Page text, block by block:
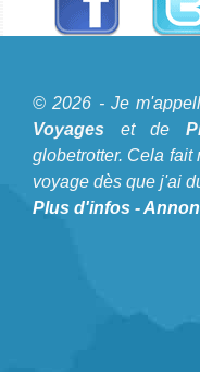
Je m'appelle
Voyageset de
globetrotter. Cela
l'étranger et voyage
© 2026 - Je
Voyages et de
globetrotter. Cela
voyage dès que j'ai
Plus d'infos -